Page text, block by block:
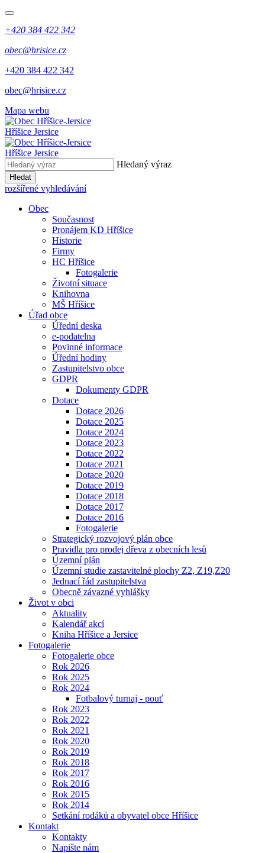
+420 384 422 342
obec@hrisice.cz
+420 384 422 342
obec@hrisice.cz
Mapa webu
Hříšice Jersice
Hříšice Jersice
Hledaný výraz
Hledat
rozšířené vyhledávání
Obec
Současnost
Pronájem KD Hříšice
Historie
Firmy
HC Hříšice
Fotogalerie
Životní situace
Knihovna
MŠ Hříšice
Úřad obce
Úřední deska
e-podatelna
Povinné informace
Úřední hodiny
Zastupitelstvo obce
GDPR
Dokumenty GDPR
Dotace
Dotace 2026
Dotace 2025
Dotace 2024
Dotace 2023
Dotace 2022
Dotace 2021
Dotace 2020
Dotace 2019
Dotace 2018
Dotace 2017
Dotace 2016
Fotogalerie
Strategický rozvojový plán obce
Pravidla pro prodej dřeva z obecních lesů
Územní plán
Územní studie zastavitelné plochy Z2, Z19,Z20
Jednací řád zastupitelstva
Obecně závazné vyhlášky
Život v obci
Aktuality
Kalendář akcí
Kniha Hříšice a Jersice
Fotogalerie
Fotogalerie obce
Rok 2026
Rok 2025
Rok 2024
Fotbalový turnaj - pouť
Rok 2023
Rok 2022
Rok 2021
Rok 2020
Rok 2019
Rok 2018
Rok 2017
Rok 2016
Rok 2015
Rok 2014
Setkání rodáků a obyvatel obce Hříšice
Kontakt
Kontakty
Napište nám